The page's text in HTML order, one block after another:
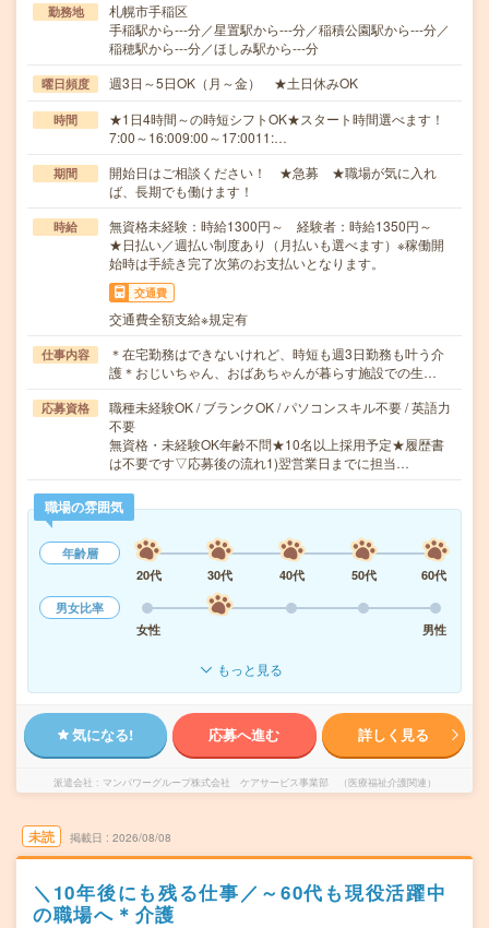
勤務地
札幌市手稲区
手稲駅から---分／星置駅から---分／稲積公園駅から---分／
稲穂駅から---分／ほしみ駅から---分
曜日頻度 週3日～5日OK（月～金） ★土日休みOK
時間
★1日4時間～の時短シフトOK★スタート時間選べます！
7:00～16:009:00～17:0011:…
期間
開始日はご相談ください！ ★急募 ★職場が気に入れ
ば、長期でも働けます！
時給
無資格未経験：時給1300円～ 経験者：時給1350円～
★日払い／週払い制度あり（月払いも選べます）※稼働開
始時は手続き完了次第のお支払いとなります。
交通費
交通費全額支給※規定有
仕事内容
＊在宅勤務はできないけれど、時短も週3日勤務も叶う介
護＊おじいちゃん、おばあちゃんが暮らす施設での生…
応募資格
職種未経験OK / ブランクOK / パソコンスキル不要 / 英語力
不要
無資格・未経験OK年齢不問★10名以上採用予定★履歴書
は不要です▽応募後の流れ1)翌営業日までに担当…
職場の雰囲気
年齢層
20代
30代 40代 50代
60代
男女比率
女性
男性
もっと見る
気になる! 応募へ進む 詳しく見る
派遣会社 マンパワーグループ株式会社 ケアサービス事業部 （医療福祉介護関連）
未読 掲載日 2026/08/08
＼10年後にも残る仕事／～60代も現役活躍中
の職場へ＊介護